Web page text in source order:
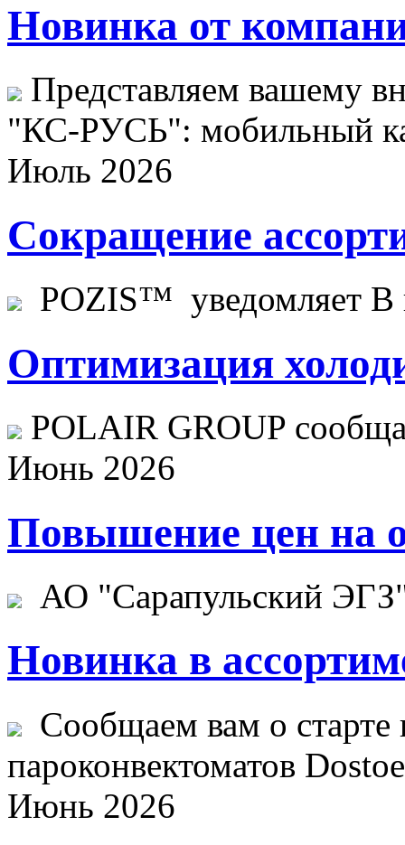
Новинка от
Представляем вашему
"КС-РУСЬ": мобильный
Июль 2026
Сокращение
POZIS™ уведомляет В
Оптимизация
POLAIR GROUP
Июнь 2026
Повышение цен на
АО "Сарапульский
Новинка в
Сообщаем вам о старте
пароконвектоматов
Июнь 2026